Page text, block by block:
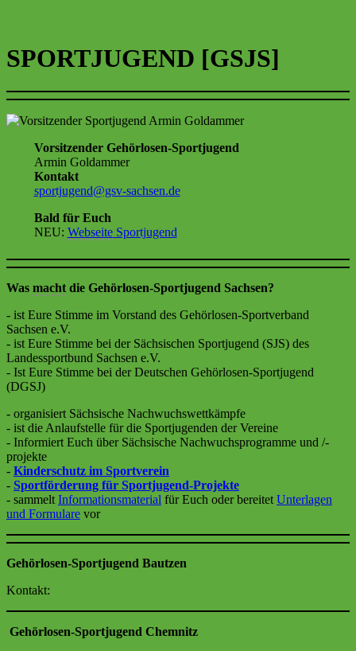
SPORTJUGEND [GSJS]
Vorsitzender Gehörlosen-Sportjugend
Armin Goldammer
Kontakt
sportjugend@gsv-sachsen.de
Bald für Euch
NEU: WebseiteSportjugend
Was macht die Gehörlosen-Sportjugend Sachsen?
- ist Eure Stimme im Vorstand des Gehörlosen-Sportverband
Sachsen e.V.
- ist Eure Stimme bei der Sächsischen Sportjugend (SJS) des
Landessportbund Sachsen e.V.
- Ist Eure Stimme bei der Deutschen Gehörlosen-Sportjugend
(DGSJ)
- organisiert Sächsische Nachwuchswettkämpfe
- ist die Anlaufstelle für die Sportjugenden der Vereine
- Informiert Euch über Sächsische Nachwuchsprogramme und /-
projekte
- Kinderschutz im Sportverein
- Sportförderung für Sportjugend-Projekte
- sammelt Informationsmaterial für Euch oder bereitet Unterlagen
und Formulare vor
Gehörlosen-Sportjugend Bautzen
Kontakt:
Gehörlosen-Sportjugend Chemnitz